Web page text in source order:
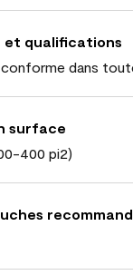
qualifications
conforme dans
surface
400 pi2)